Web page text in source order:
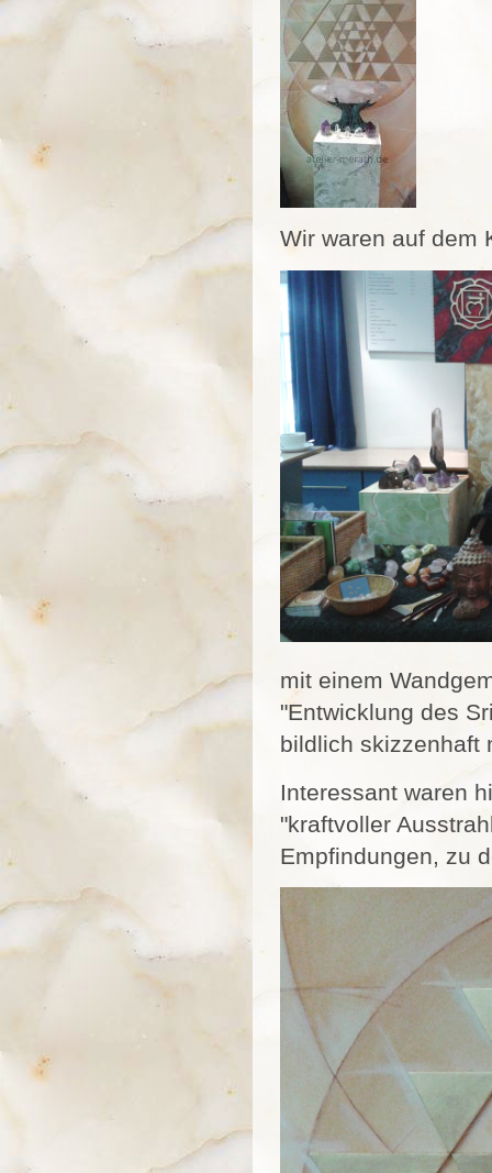
Wir waren auf dem
mit einem
"Entwicklung des
bildlich skizzenhaft
Interessant waren
"kraftvoller
Empfindungen, zu